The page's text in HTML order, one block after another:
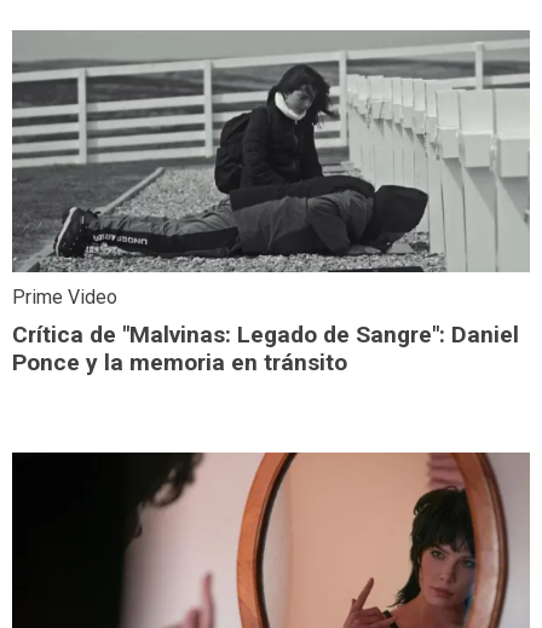
Prime Video
Crítica de "Malvinas: Legado de Sangre": Daniel
Ponce y la memoria en tránsito